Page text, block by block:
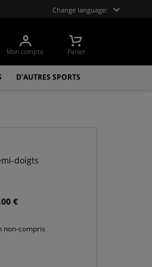
Change language:
Mon compte Panier
D’AUTRES SPORTS
doigts
€
non-compris